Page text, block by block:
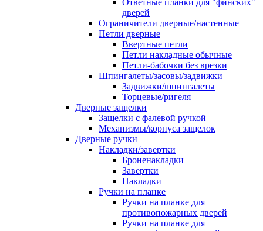
Ответные планки для "финских"
дверей
Ограничители дверные/настенные
Петли дверные
Ввертные петли
Петли накладные обычные
Петли-бабочки без врезки
Шпингалеты/засовы/задвижки
Задвижки/шпингалеты
Торцевые/ригеля
Дверные защелки
Защелки с фалевой ручкой
Механизмы/корпуса защелок
Дверные ручки
Накладки/завертки
Броненакладки
Завертки
Накладки
Ручки на планке
Ручки на планке для
противопожарных дверей
Ручки на планке для